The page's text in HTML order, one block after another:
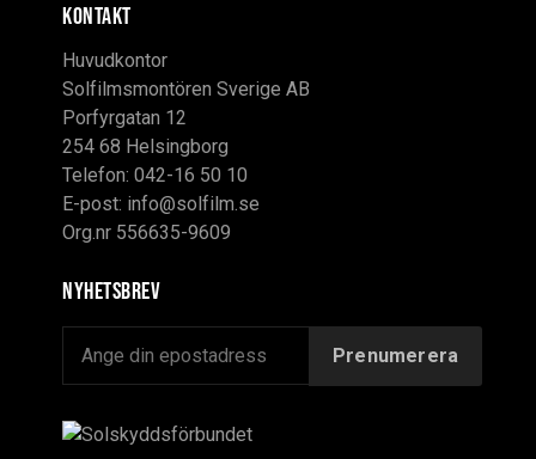
KONTAKT
Huvudkontor
Solfilmsmontören Sverige AB
Porfyrgatan 12
254 68 Helsingborg
Telefon: 042-16 50 10
E-post: info@solfilm.se
Org.nr 556635-9609
Nyhetsbrev